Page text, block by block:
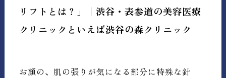
リフトとは？」｜ 渋谷・表参道の美容医療
クリニックといえば渋谷の森クリニック
お顔の、肌の張りが気になる部分に特殊な針